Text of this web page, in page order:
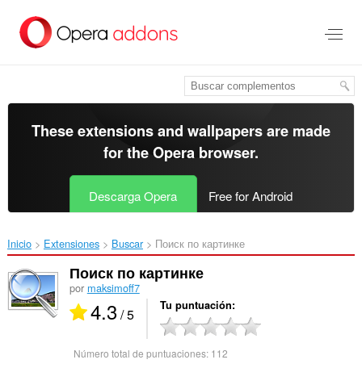
contenido
These extensions and wallpapers are made
for theOpera browser.
Descarga Opera Free for Android
Inicio Extensiones Buscar Поиск по картинке‎
Поиск по картинке
por maksimoff7
4.3 / 5 Tu puntuación
Número total de puntuaciones: 112